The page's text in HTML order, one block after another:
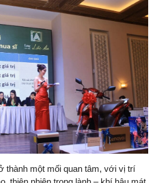
thành một mối quan tâm, với vị trí